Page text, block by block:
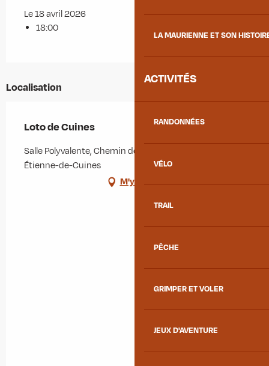
LA MAURIENNE ET SON
ACTIVITÉS
RANDONNÉES
VÉLO
TRAIL
PÊCHE
GRIMPER ET VOLER
JEUX D'AVENTURE
Le 18 avril 2026
18:00
Localisation
Loto de Cuines
Salle Polyvalente, Chemin de la Digue, 73130 Saint-
Étienne-de-Cuines
M'y rendre